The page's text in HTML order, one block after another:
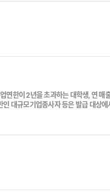
연한이 2년을 초과하는 대학생, 연 매
대규모기업종사자 등은 발급 대상에